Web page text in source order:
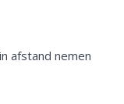
afstand nemen